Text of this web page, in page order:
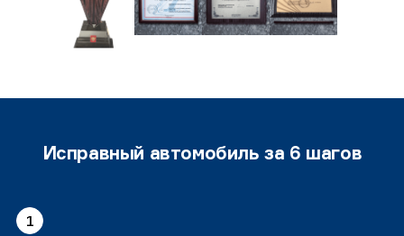
Исправный автомобиль за 6 шагов
1